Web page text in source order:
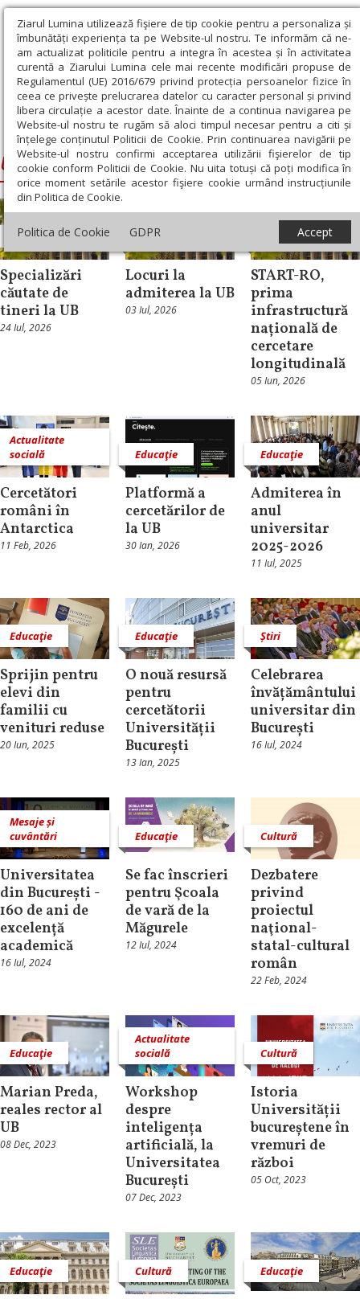
Ziarul Lumina utilizează fişiere de tip cookie pentru a personaliza și
îmbunătăți experiența ta pe Website-ul nostru. Te informăm că ne-
am actualizat politicile pentru a integra în acestea și în activitatea
curentă a Ziarului Lumina cele mai recente modificări propuse de
Regulamentul (UE) 2016/679 privind protecția persoanelor fizice în
ceea ce privește prelucrarea datelor cu caracter personal și privind
libera circulație a acestor date. Înainte de a continua navigarea pe
Website-ul nostru te rugăm să aloci timpul necesar pentru a citi și
înțelege conținutul Politicii de Cookie. Prin continuarea navigării pe
Website-ul nostru confirmi acceptarea utilizării fişierelor de tip
cookie conform Politicii de Cookie. Nu uita totuși că poți modifica în
orice moment setările acestor fişiere cookie urmând instrucțiunile
din Politica de Cookie.
Politica de Cookie GDPR Accept
Ziarul Lumina › Universitatea București
Universitatea București
Educaţie
Specializări
căutate de
tineri la UB
24 Iul, 2026
Educaţie
Locuri la
admiterea la UB
03 Iul, 2026
Educaţie
START-RO,
prima
infrastructură
națională de
cercetare
longitudinală
05 Iun, 2026
Actualitate
socială
Cercetători
români în
Antarctica
11 Feb, 2026
Educaţie
Platformă a
cercetărilor de
la UB
30 Ian, 2026
Educaţie
Admiterea în
anul
universitar
2025-2026
11 Iul, 2025
Educaţie
Sprijin pentru
elevi din
familii cu
venituri reduse
20 Iun, 2025
Educaţie
O nouă resursă
pentru
cercetătorii
Universității
București
13 Ian, 2025
Știri
Celebrarea
învățământului
universitar din
București
16 Iul, 2024
Mesaje și
cuvântări
Universitatea
din București -
160 de ani de
excelență
academică
16 Iul, 2024
Educaţie
Se fac înscrieri
pentru Şcoala
de vară de la
Măgurele
12 Iul, 2024
Cultură
Dezbatere
privind
proiectul
naţional-
statal-cultural
român
22 Feb, 2024
Educaţie
Marian Preda,
reales rector al
UB
08 Dec, 2023
Actualitate
socială
Workshop
despre
inteligența
artificială, la
Universitatea
București
07 Dec, 2023
Cultură
Istoria
Universității
bucureștene în
vremuri de
război
05 Oct, 2023
Educaţie Cultură Educaţie